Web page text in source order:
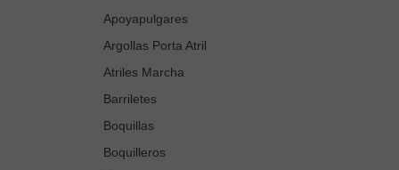
Apoyapulgares
Argollas Porta Atril
Atriles Marcha
Barriletes
Boquillas
Boquilleros